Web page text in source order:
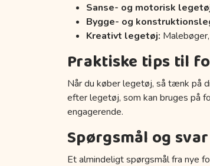
Sanse- og motorisk
Bygge- og
Kreativt legetøj:
Praktiske tips til
Når du køber legetøj, så tænk på
efter legetøj, som kan bruges på
engagerende.
Spørgsmål og svar
Et almindeligt spørgsmål fra nye